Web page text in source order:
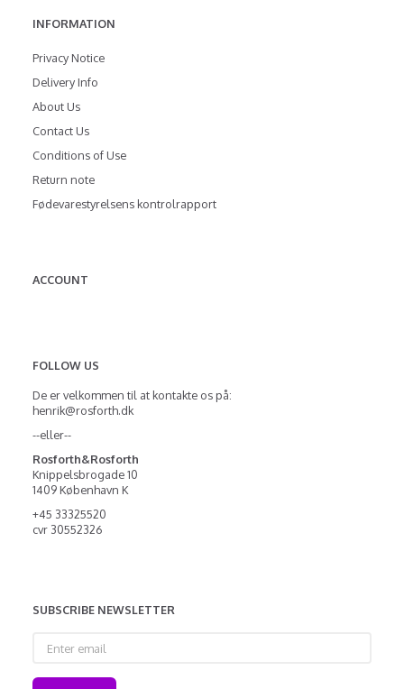
INFORMATION
Privacy Notice
Delivery Info
About Us
Contact Us
Conditions of Use
Return note
Fødevarestyrelsens kontrolrapport
ACCOUNT
FOLLOW US
De er velkommen til at kontakte os på:
henrik@rosforth.dk
--eller--
Rosforth&Rosforth
Knippelsbrogade 10
1409 København K
+45 33325520
cvr 30552326
SUBSCRIBE NEWSLETTER
email